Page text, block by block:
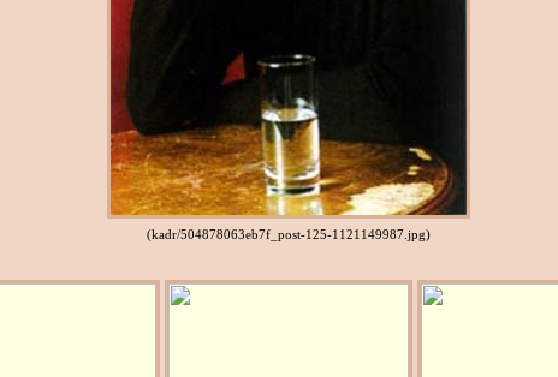
(kadr/504878063eb7f_post-125-1121149987.jpg)